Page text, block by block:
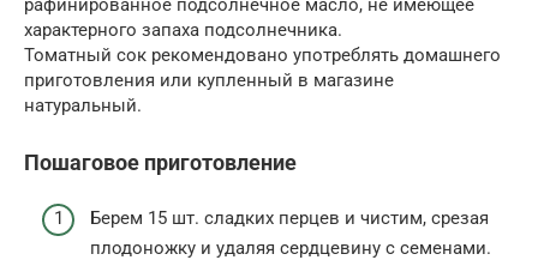
рафинированное подсолнечное масло, не имеющее
характерного запаха подсолнечника.
Томатный сок рекомендовано употреблять домашнего
приготовления или купленный в магазине
натуральный.
Пошаговое приготовление
Берем 15 шт. сладких перцев и чистим, срезая
плодоножку и удаляя сердцевину с семенами.